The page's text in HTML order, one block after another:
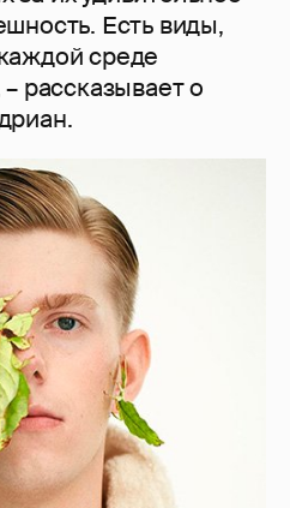
Есть виды,
среде
рассказывает о